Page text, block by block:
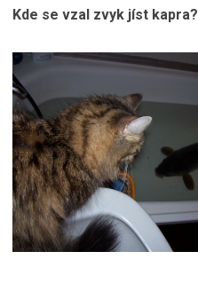
Kde se vzal zvyk jíst kapra?